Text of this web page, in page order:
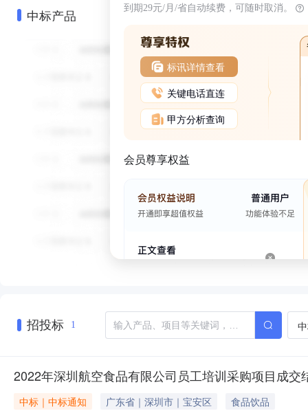
中标产品 到期29元/月/省自动续费，可随时取消。
标讯详情查看
关键电话直连
甲方分析查询
会员尊享权益
招投标 1
2022年深圳航空食品有限公司员工培训采购项目成交
中标｜中标通知 广东省｜深圳市｜宝安区
食品饮品